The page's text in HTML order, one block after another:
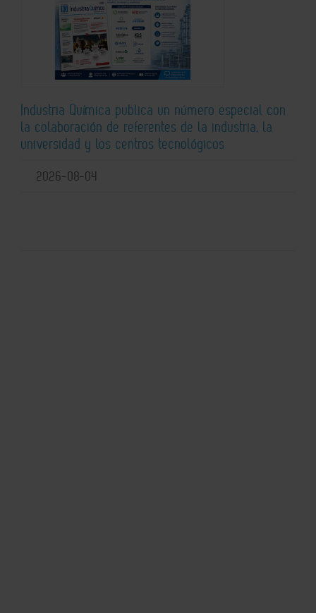
Industria Química publica un número especial con
la colaboración de referentes de la industria, la
universidad y los centros tecnológicos
2026-08-04